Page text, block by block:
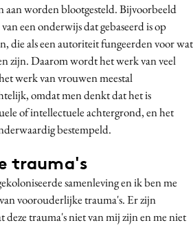
aan worden blootgesteld. Bijvoorbeeld
een onderwijs dat gebaseerd is op
die als een autoriteit fungeerden voor wat
zijn. Daarom wordt het werk van veel
werk van vrouwen meestal
omdat men denkt dat het is
of intellectuele achtergrond, en het
bestempeld.
trauma's
samenleving en ik ben me
voorouderlijke trauma's. Er zijn
trauma's niet van mij zijn en me niet